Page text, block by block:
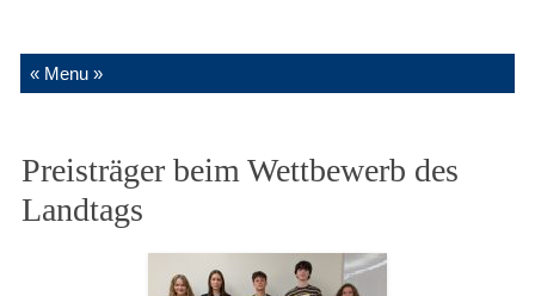
Zum Inhalt springen
Preisträger beim Wettbewerb des
Landtags